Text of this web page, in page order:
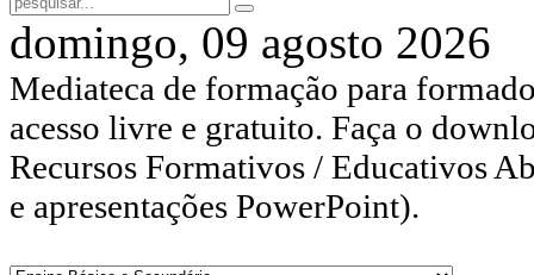
domingo, 09 agosto 2026
Mediateca de formação para
acesso livre e gratuito. Faça o
Recursos Formativos / Educativos
e apresentações PowerPoint).